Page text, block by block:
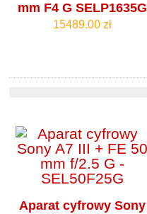
mm F4 G SELP1635G
15489.00 zł
Aparat cyfrowy Sony